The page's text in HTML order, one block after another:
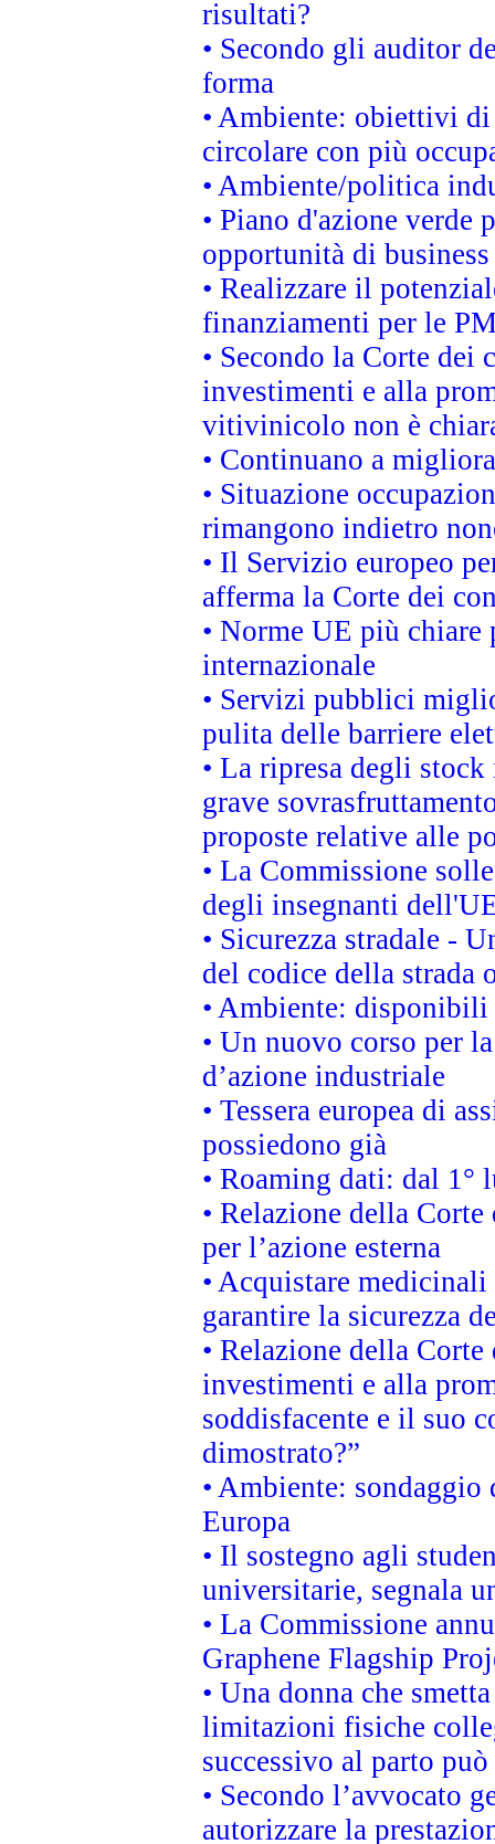
risultati?
• Secondo gli auditor
forma
• Ambiente: obiettivi
circolare con più
• Ambiente/politica
• Piano d'azione
opportunità di business
• Realizzare il
finanziamenti per le
• Secondo la Corte dei
investimenti e alla
vitivinicolo non è
• Continuano a
• Situazione
rimangono indietro
• Il Servizio europeo
afferma la Corte dei
• Norme UE più
internazionale
• Servizi pubblici
pulita delle barriere
• La ripresa degli
grave
proposte relative alle
• La Commissione
degli insegnanti
• Sicurezza stradale -
del codice della strada
• Ambiente:
• Un nuovo corso per
d’azione industriale
• Tessera europea di
possiedono già
• Roaming dati: dal
• Relazione della
per l’azione esterna
• Acquistare
garantire la sicurezza
• Relazione della
investimenti e alla
soddisfacente e il suo
dimostrato?”
• Ambiente:
Europa
• Il sostegno agli
universitarie, segnala
• La Commissione
Graphene Flagship
• Una donna che
limitazioni fisiche
successivo al parto
• Secondo l’avvocato
autorizzare la